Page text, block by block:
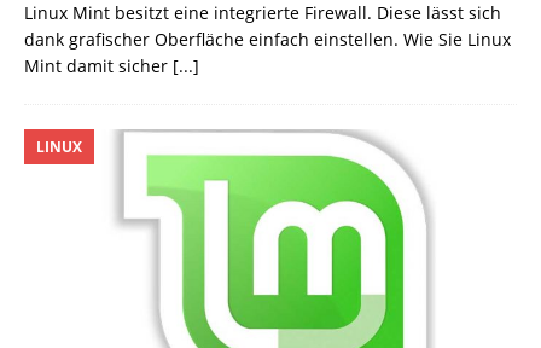
Linux Mint besitzt eine integrierte Firewall. Diese lässt sich
dank grafischer Oberfläche einfach einstellen. Wie Sie Linux
Mint damit sicher [...]
LINUX